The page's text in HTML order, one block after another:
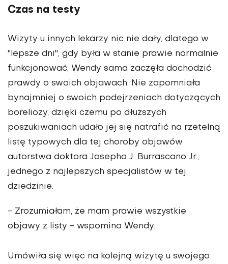
Czas na testy
Wizyty u innych lekarzy nic nie dały, dlatego w
"lepsze dni", gdy była w stanie prawie normalnie
funkcjonować, Wendy sama zaczęła dochodzić
prawdy o swoich objawach. Nie zapomniała
bynajmniej o swoich podejrzeniach dotyczących
boreliozy, dzięki czemu po dłuższych
poszukiwaniach udało jej się natrafić na rzetelną
listę typowych dla tej choroby objawów
autorstwa doktora Josepha J. Burrascano Jr.,
jednego z najlepszych specjalistów w tej
dziedzinie.
- Zrozumiałam, że mam prawie wszystkie
objawy z listy - wspomina Wendy.
Umówiła się więc na kolejną wizytę u swojego